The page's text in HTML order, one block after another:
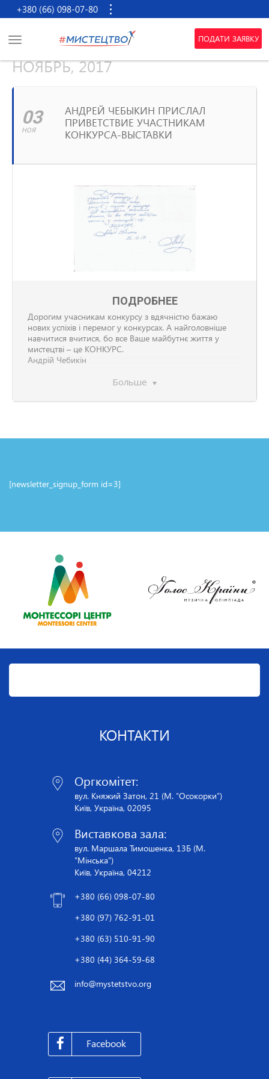
+380 (66) 098-07-80
ПОДАТИ ЗАЯВКУ
НОЯБРЬ, 2017
03
НОЯ
АНДРЕЙ ЧЕБЫКИН ПРИСЛАЛ
ПРИВЕТСТВИЕ УЧАСТНИКАМ
КОНКУРСА-ВЫСТАВКИ
Больше
ПОДРОБНЕЕ
Дорогим учасникам конкурсу з вдячністю бажаю
нових успіхів і перемог у конкурсах. А найголовніше
навчитися вчитися, бо все Ваше майбутнє життя у
мистецтві – це КОНКУРС.
Андрій Чебикін
ректор Національної академії образотворчого
[newsletter_signup_form id=3]
КОНТАКТИ
Оргкомітет:
вул. Княжий Затон, 21 (М. "Осокорки")
Київ, Україна, 02095
Виставкова зала:
вул. Маршала Тимошенка, 13Б (М.
"Мінська")
Київ, Україна, 04212
+380 (66) 098-07-80
+380 (97) 762-91-01
+380 (63) 510-91-90
+380 (44) 364-59-68
info@mystetstvo.org
Facebook